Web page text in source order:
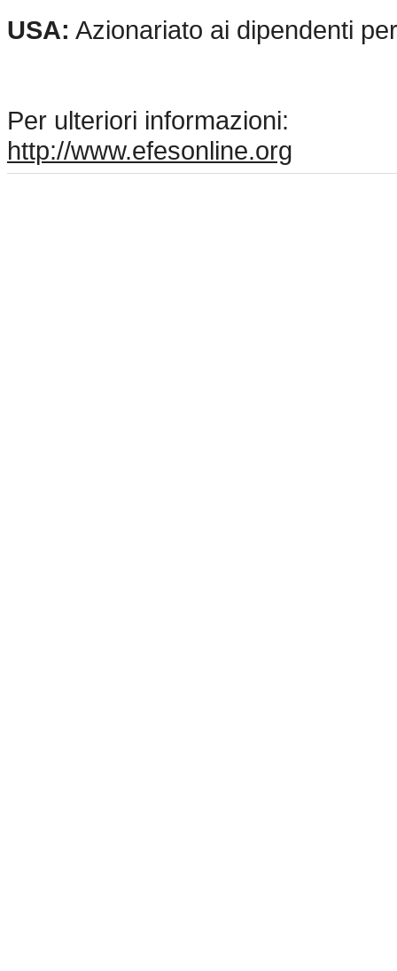
USA: Azionariato ai dipendenti
Per ulteriori informazioni:
http://www.efesonline.org